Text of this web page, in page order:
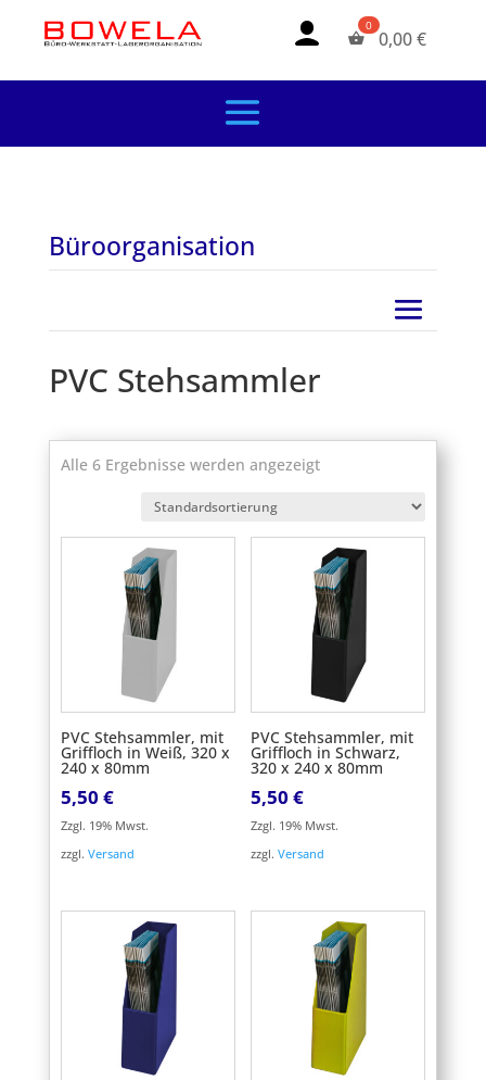
0,00€
Büroorganisation
PVC Stehsammler
Alle 6 Ergebnisse werden angezeigt
PVC Stehsammler, mit
Griffloch in Weiß, 320 x
240 x 80mm
5,50 €
Zzgl. 19% Mwst.
zzgl. Versand
PVC Stehsammler, mit
Griffloch in Schwarz,
320 x 240 x 80mm
5,50 €
Zzgl. 19% Mwst.
zzgl. Versand